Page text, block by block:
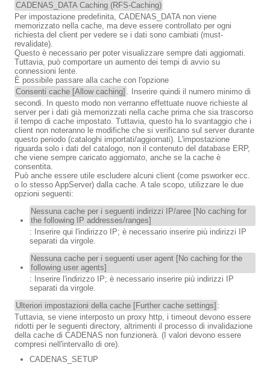
CADENAS_DATA Caching (RFS-Caching)
Per impostazione predefinita, CADENAS_DATA non viene
memorizzato nella cache, ma deve essere controllato per ogni
richiesta del client per vedere se i dati sono cambiati (must-
revalidate).
Questo è necessario per poter visualizzare sempre dati aggiornati.
Tuttavia, può comportare un aumento dei tempi di avvio su
connessioni lente.
È possibile passare alla cache con l'opzione
Consenti cache [Allow caching] . Inserire quindi il numero minimo di
secondi. In questo modo non verranno effettuate nuove richieste al
server per i dati già memorizzati nella cache prima che sia trascorso
il tempo di cache impostato. Tuttavia, questo ha lo svantaggio che i
client non noteranno le modifiche che si verificano sul server durante
questo periodo (cataloghi importati/aggiornati). L'impostazione
riguarda solo i dati del catalogo, non il contenuto del database ERP,
che viene sempre caricato aggiornato, anche se la cache è
consentita.
Può anche essere utile escludere alcuni client (come psworker ecc.
o lo stesso AppServer) dalla cache. A tale scopo, utilizzare le due
opzioni seguenti:
Nessuna cache per i seguenti indirizzi IP/aree [No caching for
the following IP addresses/ranges]
: Inserire qui l'indirizzo IP; è necessario inserire più indirizzi IP
separati da virgole.
Nessuna cache per i seguenti user agent [No caching for the
following user agents]
: Inserire l'indirizzo IP; è necessario inserire più indirizzi IP
separati da virgole.
Ulteriori impostazioni della cache [Further cache settings] :
Tuttavia, se viene interposto un proxy http, i timeout devono essere
ridotti per le seguenti directory, altrimenti il processo di invalidazione
della cache di CADENAS non funzionerà. (I valori devono essere
compresi nell'intervallo di ore).
CADENAS_SETUP